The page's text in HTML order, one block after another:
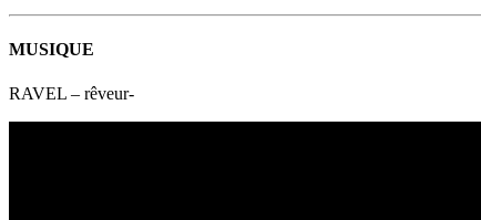
MUSIQUE
RAVEL – rêveur-